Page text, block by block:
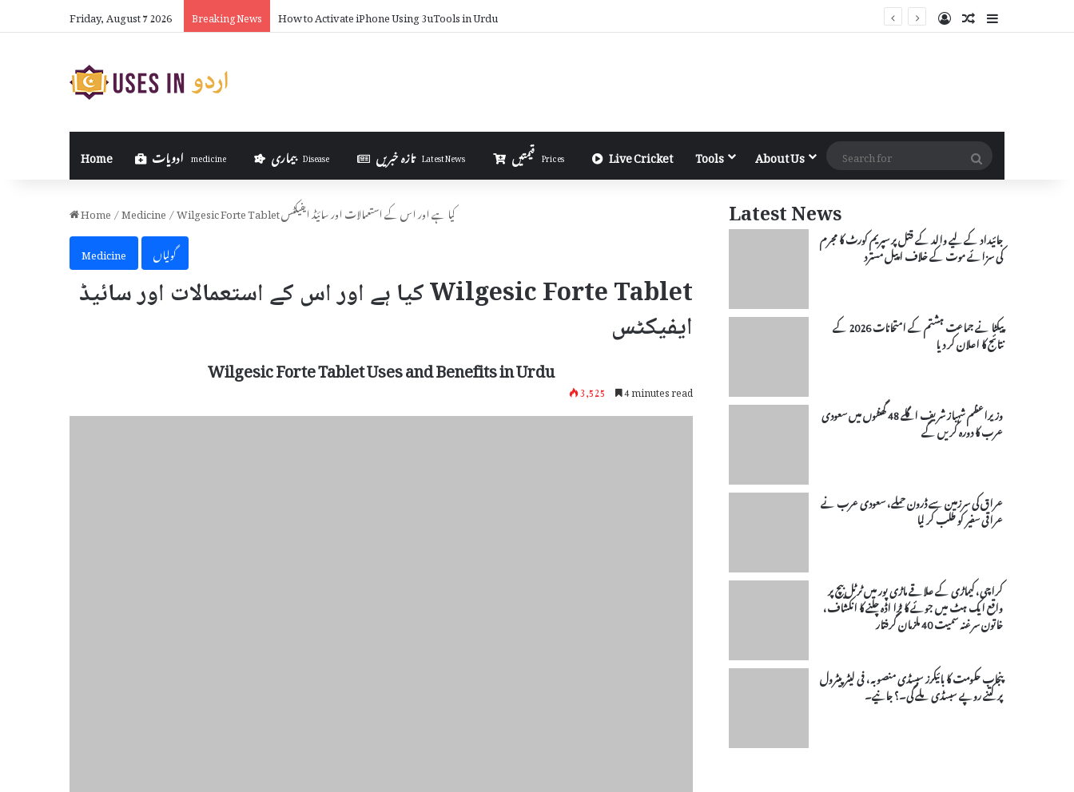
Friday, August 7 2026 Breaking News How Much Can You Earn from AdSense on Blogger in Urdu Log InRandom Article
Sidebar
Home medicine بیماری Disease تازہ خبریں Latest News Prices Live Cricket Tools About Us
Search
for
Home/Medicine/
Wilgesic Forte Tablet کیا ہے اور اس کے استعمالات اور سائیڈ ایفیکٹس
Medicine
گولیاں
Wilgesic Forte Tablet کیا ہے اور اس کے استعمالات اور سائیڈ
ایفیکٹس
Wilgesic Forte Tablet Uses and Benefits in Urdu
3,525 4 minutes read
Latest News
جائیداد کے لیے والد کے قتل پر سپریم کورٹ کا مجرم
کی سزائے موت کے خلاف اپیل مسترد
پیکٹا نے جماعت ہشتم کے امتحانات 2026 کے
نتائج کا اعلان کر دیا
وزیراعظم شہباز شریف اگلے 48 گھنٹوں میں سعودی
عرب کا دورہ کریں گے
عراق کی سرزمین سے ڈرون حملے، سعودی عرب نے
عراقی سفیر کو طلب کر لیا
کراچی، کیماڑی کے علاقے ماڑی پور میں ٹرٹل بیچ پر
واقع ایک ہٹ میں جوئے کا بڑا اڈہ چلنے کا انکشاف،
خاتون سرغنہ سمیت 40 ملزمان گرفتار
پنجاب حکومت کا بائیکرز سبسڈی منصوبہ، فی لیٹر پیٹرول
پر کتنے روپے سبسڈی ملے گی۔؟ جانیے۔